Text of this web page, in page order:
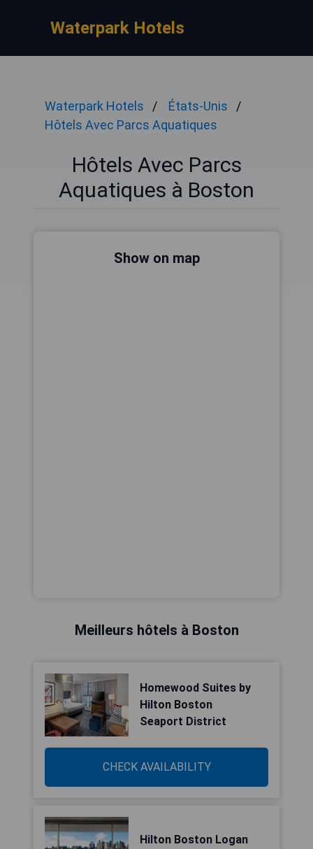
Waterpark Hotels
Waterpark Hotels
États-Unis
Hôtels Avec Parcs Aquatiques
Hôtels Avec Parcs
Aquatiques à Boston
Show on map
Meilleurs hôtels à Boston
Homewood Suites by
Hilton Boston
Seaport District
CHECK AVAILABILITY
Hilton Boston Logan